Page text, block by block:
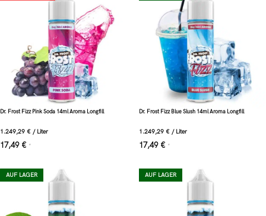
Dr. Frost Fizz Pink Soda 14ml Aroma Longfill
1.249,29 € / Liter
17,49 € *
Dr. Frost Fizz Blue Slush 14ml Aroma Longfill
1.249,29 € / Liter
17,49 € *
AUF LAGER AUF LAGER